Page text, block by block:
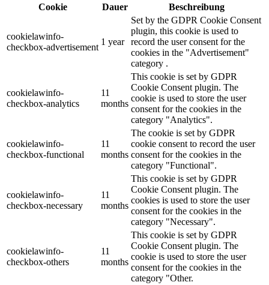
Cookie
Dauer Beschreibung
cookielawinfo-
checkbox-advertisement
1 year
Set by the GDPR Cookie Consent
plugin, this cookie is used to
record the user consent for the
cookies in the "Advertisement"
category .
cookielawinfo-
checkbox-analytics
11
months
This cookie is set by GDPR
Cookie Consent plugin. The
cookie is used to store the user
consent for the cookies in the
category "Analytics".
cookielawinfo-
checkbox-functional
11
months
The cookie is set by GDPR
cookie consent to record the user
consent for the cookies in the
category "Functional".
cookielawinfo-
checkbox-necessary
11
months
This cookie is set by GDPR
Cookie Consent plugin. The
cookies is used to store the user
consent for the cookies in the
category "Necessary".
cookielawinfo-
checkbox-others
11
months
This cookie is set by GDPR
Cookie Consent plugin. The
cookie is used to store the user
consent for the cookies in the
category "Other.